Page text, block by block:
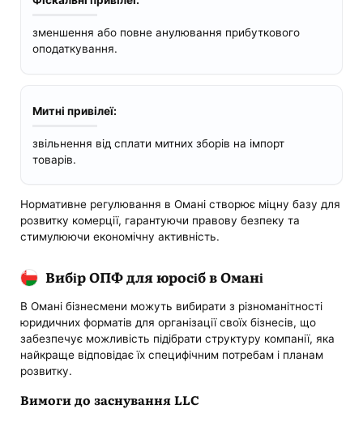
зменшення або повне анулювання прибуткового
оподаткування.
Митні привілеї:
звільнення від сплати митних зборів на імпорт
товарів.
Нормативне регулювання в Омані створює міцну базу для
розвитку комерції, гарантуючи правову безпеку та
стимулюючи економічну активність.
Вибір ОПФ для юросіб в Омані
В Омані бізнесмени можуть вибирати з різноманітності
юридичних форматів для організації своїх бізнесів, що
забезпечує можливість підібрати структуру компанії, яка
найкраще відповідає їх специфічним потребам і планам
розвитку.
Вимоги до заснування LLC